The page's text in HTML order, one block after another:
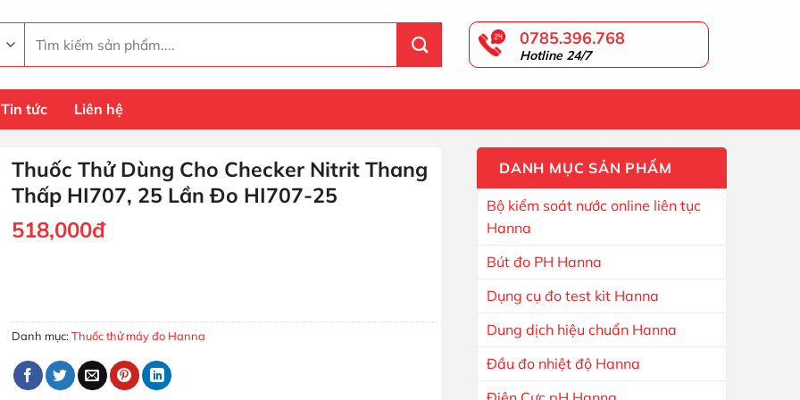
kiếm:
0785.396.768
Hotline 24/7
Tin tức Liên hệ
DANH MỤC SẢN PHẨM
Bộ kiểm soát nước online liên tục
Hanna
Bút đo PH Hanna
Dụng cụ đo test kit Hanna
Dung dịch hiệu chuẩn Hanna
Đầu đo nhiệt độ Hanna
Thuốc Thử Dùng Cho Checker Nitrit Thang
Thấp HI707, 25 Lần Đo HI707-25
518,000đ
Thuốc Thử Dùng Cho Checker Nitrit Thang Thấp HI707, 25 Lần Đo HI707-25 số lượng
Danh mục:Thuốc thử máy đo Hanna